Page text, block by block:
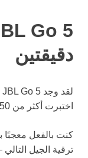
دقيقتين
اختبرت أكثر من 50 مكبر صوت بلوتوث هنا في TechRadar.